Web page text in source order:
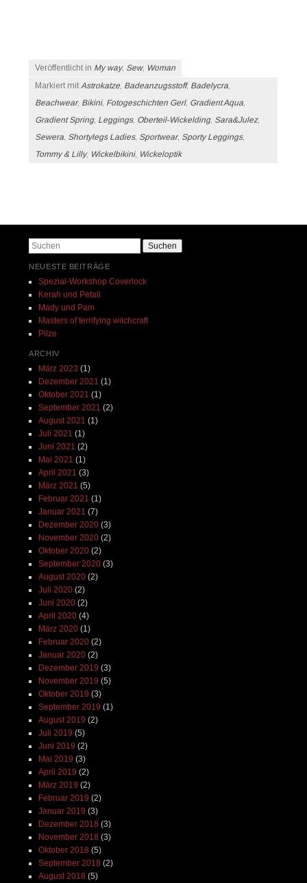
Veröffentlicht in My way, Sew, Woman
Markiert mitAstrokatze, Badeanzugsstoff, Badelycra,
Beachwear, Bikini, Fotogeschichten Gerl, Gradient Aqua,
Gradient Spring, Leggings, Oberteil-Wickelding, Sara&Julez,
Sewera, Shortylegs Ladies, Sportwear, Sporty Leggings,
Tommy & Lilly, Wickelbikini, Wickeloptik
Suchen
NEUESTE BEITRÄGE
Spezial-Workshop Coverlock
Kerah und Petali
Mady und Pam
Masters of terrifying witchcraft
Pilze
ARCHIV
März 2023 (1)
Dezember 2021 (1)
Oktober 2021 (1)
September 2021 (2)
August 2021 (1)
Juli 2021 (1)
Juni 2021 (2)
Mai 2021 (1)
April 2021 (3)
März 2021 (5)
Februar 2021 (1)
Januar 2021 (7)
Dezember 2020(3)
November 2020(2)
Oktober 2020(2)
September 2020(3)
August 2020(2)
Juli 2020(2)
Juni 2020(2)
April 2020(4)
März 2020(1)
Februar 2020(2)
Januar 2020(2)
Dezember 2019 (3)
November 2019 (5)
Oktober 2019 (3)
September 2019 (1)
August 2019 (2)
Juli 2019 (5)
Juni 2019 (2)
Mai 2019 (3)
April 2019 (2)
März 2019 (2)
Februar 2019 (2)
Januar 2019 (3)
Dezember 2018 (3)
November 2018 (3)
Oktober 2018 (5)
September 2018 (2)
August 2018 (5)